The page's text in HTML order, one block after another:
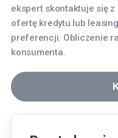
ekspert skontaktuje się
ofertę kredytu lub
preferencji. Obliczenie
konsumenta.
Gdańsk
aleja
Gdynia
Kraków